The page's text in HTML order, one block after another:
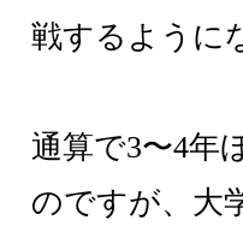
戦するように
通算で3〜4年
のですが、大